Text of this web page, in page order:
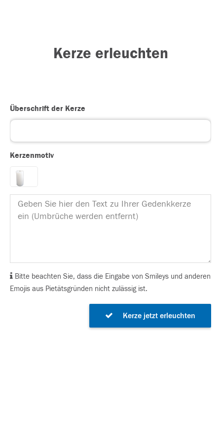
Kerze erleuchten
Überschrift der Kerze
Kerzenmotiv
Bitte beachten Sie, dass die Eingabe von Smileys und anderen
Emojis aus Pietätsgründen nicht zulässig ist.
Kerze jetzt erleuchten